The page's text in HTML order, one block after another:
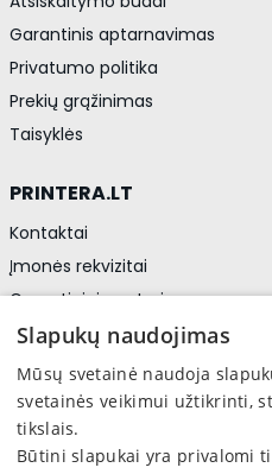
Garantinis aptarnavimas
Privatumo politika
Prekių grąžinimas
Taisyklės
PRINTERA.LT
Kontaktai
Įmonės rekvizitai
Garantiniai centrai
Privatumo politika
Asmens duomenų apsauga
Sekite mus
Slapukų naudojimas
Mūsų svetainė naudoja
svetainės veikimui užtikrinti,
tikslais.
Būtini slapukai yra privalomi